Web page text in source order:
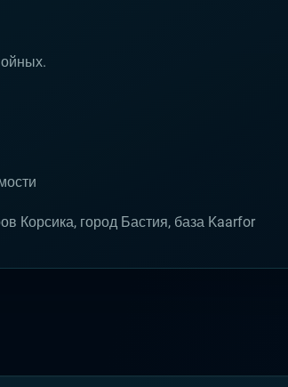
Корсика, город Бастия, база Kaarfor